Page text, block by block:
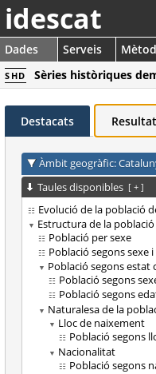
idescat
Dades Serveis
SHD Sèries històriques
Destacats
Àmbit geogràfic:
Taules disponibles [ + ]
Evolució de la població
Estructura de la població
Població per sexe
Població segons sexe
Població segons estat
Població segons
Població segons
Naturalesa de la
Lloc de naixement
Població segons
Nacionalitat
Població segons